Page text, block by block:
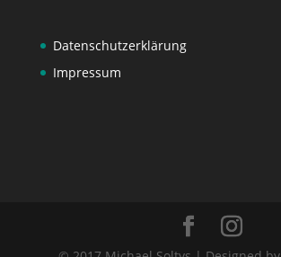
Datenschutzerklärung
Impressum